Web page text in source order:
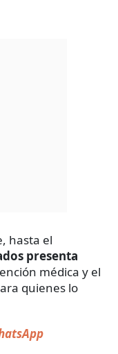
hasta el
presenta
médica y el
quienes lo